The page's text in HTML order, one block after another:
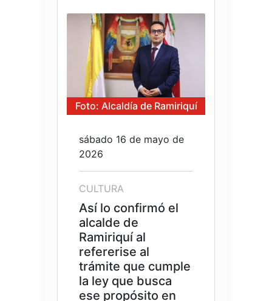
Foto: Alcaldía de Ramiriquí
sábado 16 de mayo de
2026
CULTURA
Así lo confirmó el
alcalde de
Ramiriquí al
refererise al
trámite que cumple
la ley que busca
ese propósito en